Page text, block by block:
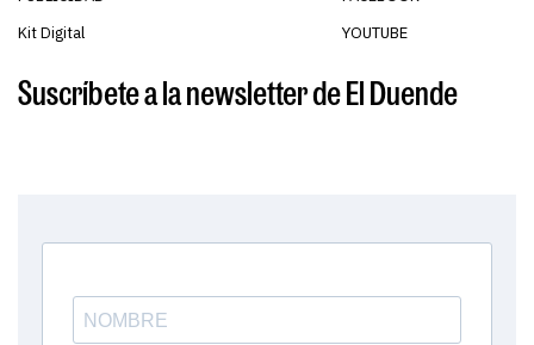
Kit Digital
YOUTUBE
Suscríbete a la newsletter de El Duende